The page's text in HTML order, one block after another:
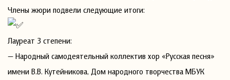
Члены жюри подвели следующие итоги:
Лауреат 3 степени:
— Народный самодеятельный коллектив хор «Русская песня»
имени В.В. Кутейникова, Дом народного творчества МБУК